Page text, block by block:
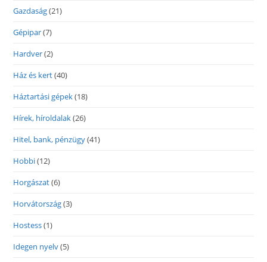
Gazdaság(21)
Gépipar(7)
Hardver(2)
Ház és kert(40)
Háztartási gépek(18)
Hírek, híroldalak(26)
Hitel, bank, pénzügy(41)
Hobbi(12)
Horgászat(6)
Horvátország(3)
Hostess(1)
Idegen nyelv(5)